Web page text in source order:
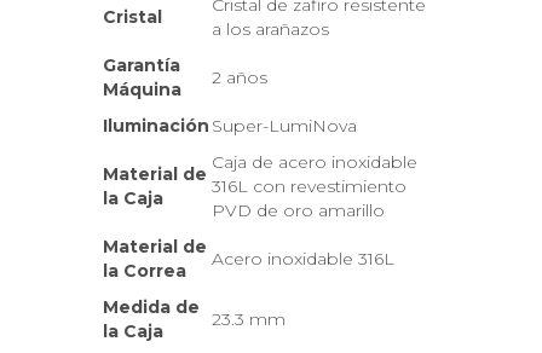
Cristal
Cristal de zafiro resistente
a los arañazos
Garantía
Máquina
2 años
Iluminación Super-LumiNova
Material de
la Caja
Caja de acero inoxidable
316L con revestimiento
PVD de oro amarillo
Material de
la Correa
Acero inoxidable 316L
Medida de
la Caja
23.3 mm